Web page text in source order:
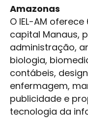
Amazonas
O IEL-AM
capital Manaus,
administração,
biologia,
contábeis,
enfermagem,
publicidade e
tecnologia da